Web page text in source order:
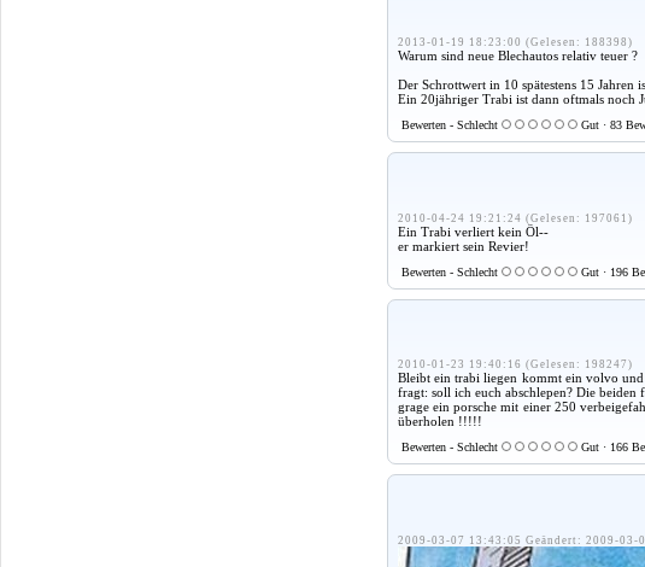
2013-01-19 18:23:00 (Gelesen: 188398)
Warum sind neue Blechautos relativ teuer ?
Der Schrottwert in 10 spätestens 15 Jahren
Ein 20jähriger Trabi ist dann oftmals noch
Bewerten - Schlecht Gut · 83
2010-04-24 19:21:24 (Gelesen: 197061)
Ein Trabi verliert kein Öl--
er markiert sein Revier!
Bewerten - Schlecht Gut · 196
2010-01-23 19:40:16 (Gelesen: 198247)
Bleibt ein trabi liegen kommt ein volvo und
fragt: soll ich euch abschlepen? Die
grage ein porsche mit einer 250
überholen !!!!!
Bewerten - Schlecht Gut · 166
2009-03-07 13:43:05 Geändert: 2009-03-